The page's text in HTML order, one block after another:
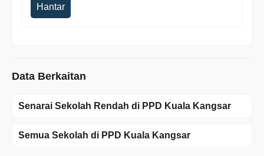
Hantar
Data Berkaitan
Senarai Sekolah Rendah di PPD Kuala Kangsar
Semua Sekolah di PPD Kuala Kangsar